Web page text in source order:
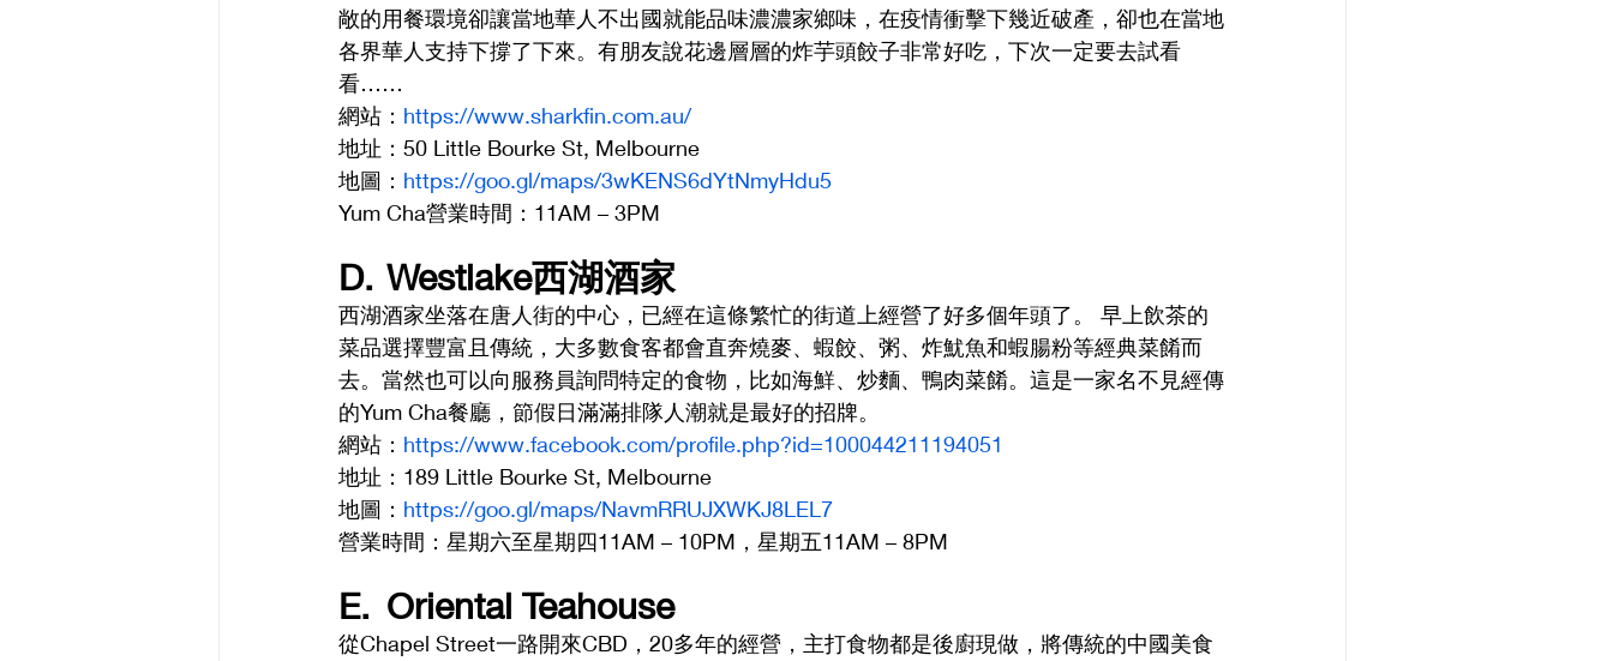
敞的用餐環境卻讓當地華人不出國就能品味濃濃家鄉味，在疫情衝擊下幾近破產，卻也在當地
各界華人支持下撐了下來。有朋友說花邊層層的炸芋頭餃子非常好吃，下次一定要去試看
看……
網站： https://www.sharkfin.com.au/
地址：50 Little Bourke St, Melbourne
地圖： https://goo.gl/maps/3wKENS6dYtNmyHdu5
Yum Cha營業時間：11AM – 3PM
D.	Westlake西湖酒家
西湖酒家坐落在唐人街的中心，已經在這條繁忙的街道上經營了好多個年頭了。 早上飲茶的
菜品選擇豐富且傳統，大多數食客都會直奔燒麥、蝦餃、粥、炸魷魚和蝦腸粉等經典菜餚而
去。當然也可以向服務員詢問特定的食物，比如海鮮、炒麵、鴨肉菜餚。這是一家名不見經傳
的Yum Cha餐廳，節假日滿滿排隊人潮就是最好的招牌。
網站： https://www.facebook.com/profile.php?id=100044211194051
地址：189 Little Bourke St, Melbourne
地圖： https://goo.gl/maps/NavmRRUJXWKJ8LEL7
營業時間：星期六至星期四11AM – 10PM，星期五11AM – 8PM
E.	Oriental Teahouse
從Chapel Street一路開來CBD，20多年的經營，主打食物都是後廚現做，將傳統的中國美食